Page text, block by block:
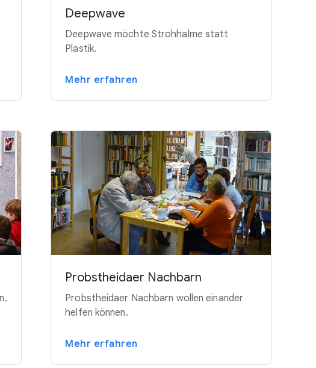
Deepwave
Deepwave möchte Strohhalme statt
Plastik.
Mehr erfahren
Probstheidaer Nachbarn
Probstheidaer Nachbarn wollen einander
helfen können.
Mehr erfahren